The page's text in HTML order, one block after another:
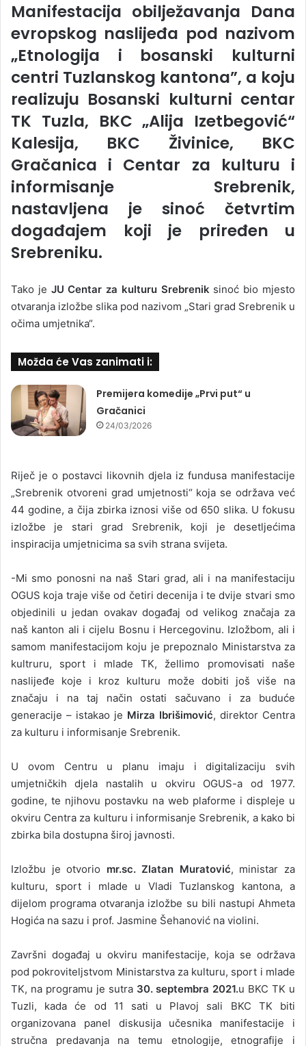
Manifestacija obilježavanja Dana
evropskog naslijeđa pod nazivom
„Etnologija i bosanski kulturni
centri Tuzlanskog kantona”, a koju
realizuju Bosanski kulturni centar
TK Tuzla, BKC „Alija Izetbegović“
Kalesija, BKC Živinice, BKC
Gračanica i Centar za kulturu i
informisanje Srebrenik,
nastavljena je sinoć četvrtim
događajem koji je priređen u
Srebreniku.
Tako je JU Centar za kulturu Srebrenik sinoć bio mjesto
otvaranja izložbe slika pod nazivom „Stari grad Srebrenik u
očima umjetnika“.
Možda će Vas zanimati i:
Premijera komedije „Prvi put“ u
Gračanici
24/03/2026
Riječ je o postavci likovnih djela iz fundusa manifestacije
„Srebrenik otvoreni grad umjetnosti“ koja se održava već
44 godine, a čija zbirka iznosi više od 650 slika. U fokusu
izložbe je stari grad Srebrenik, koji je desetljećima
inspiracija umjetnicima sa svih strana svijeta.
-Mi smo ponosni na naš Stari grad, ali i na manifestaciju
OGUS koja traje više od četiri decenija i te dvije stvari smo
objedinili u jedan ovakav događaj od velikog značaja za
naš kanton ali i cijelu Bosnu i Hercegovinu. Izložbom, ali i
samom manifestacijom koju je prepoznalo Ministarstva za
kultruru, sport i mlade TK, žellimo promovisati naše
naslijeđe koje i kroz kulturu može dobiti još više na
značaju i na taj način ostati sačuvano i za buduće
generacije – istakao je Mirza Ibrišimović, direktor Centra
za kulturu i informisanje Srebrenik.
U ovom Centru u planu imaju i digitalizaciju svih
umjetničkih djela nastalih u okviru OGUS-a od 1977.
godine, te njihovu postavku na web plaforme i displeje u
okviru Centra za kulturu i informisanje Srebrenik, a kako bi
zbirka bila dostupna široj javnosti.
Izložbu je otvorio mr.sc. Zlatan Muratović, ministar za
kulturu, sport i mlade u Vladi Tuzlanskog kantona, a
dijelom programa otvaranja izložbe su bili nastupi Ahmeta
Hogića na sazu i prof. Jasmine Šehanović na violini.
Završni događaj u okviru manifestacije, koja se održava
pod pokroviteljstvom Ministarstva za kulturu, sport i mlade
TK, na programu je sutra 30. septembra 2021.u BKC TK u
Tuzli, kada će od 11 sati u Plavoj sali BKC TK biti
organizovana panel diskusija učesnika manifestacije i
stručna predavanja na temu etnologije, etnografije i